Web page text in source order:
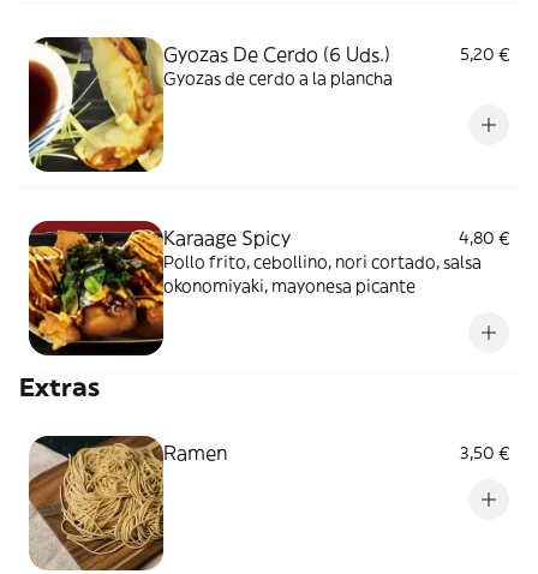
Gyozas De Cerdo (6 Uds.)
5,20 €
Gyozas de cerdo a la plancha
Karaage Spicy
4,80 €
Pollo frito, cebollino, nori cortado, salsa
okonomiyaki, mayonesa picante
Extras
Ramen 3,50 €